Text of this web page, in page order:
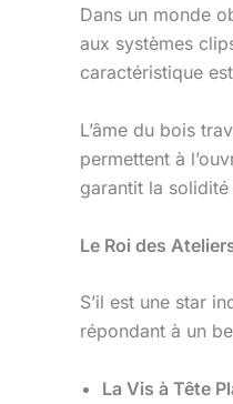
Dans un monde
aux systèmes
caractéristique
L’âme du bois
permettent à
garantit la solidité
Le Roi des
S’il est une star
répondant à un
La Vis à Tête